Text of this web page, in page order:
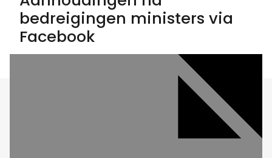
bedreigingen ministers via
Facebook